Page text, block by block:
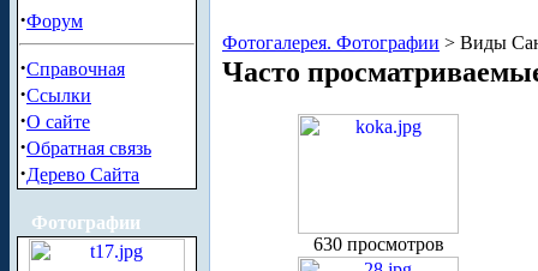
·Форум
·Справочная
·Ссылки
·О сайте
·Обратная связь
·Дерево Сайта
Фотографии
Фотогалерея. Фотографии > Виды
Часто
630 просмотров